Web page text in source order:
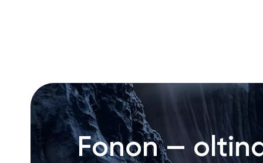
Fonon —